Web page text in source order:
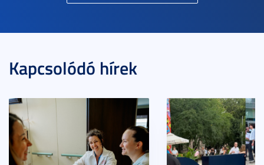
Kapcsolódó hírek